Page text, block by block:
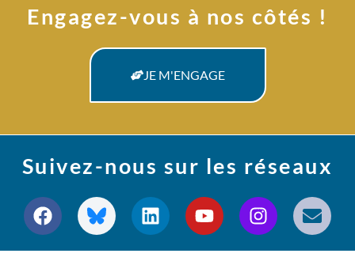
Engagez-vous à nos côtés !
JE M'ENGAGE
Suivez-nous sur les réseaux